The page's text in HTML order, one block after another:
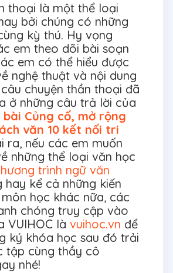
thoại là một thể loại
bởi chúng có những
kỳ thú. Hy vọng
em theo dõi bài soạn
em có thể hiểu được
nghệ thuật và nội dung
chuyện thần thoại đã
ở những câu trả lời của
bài Củng cố, mở rộng
văn 10 kết nối tri
ra, nếu các em muốn
những thể loại văn học
trình ngữ văn
hay kể cả những kiến
học khác nữa, các
chóng truy cập vào
VUIHOC là vuihoc.vn để
ký khóa học sau đó trải
tập cùng thầy cô
nhé!